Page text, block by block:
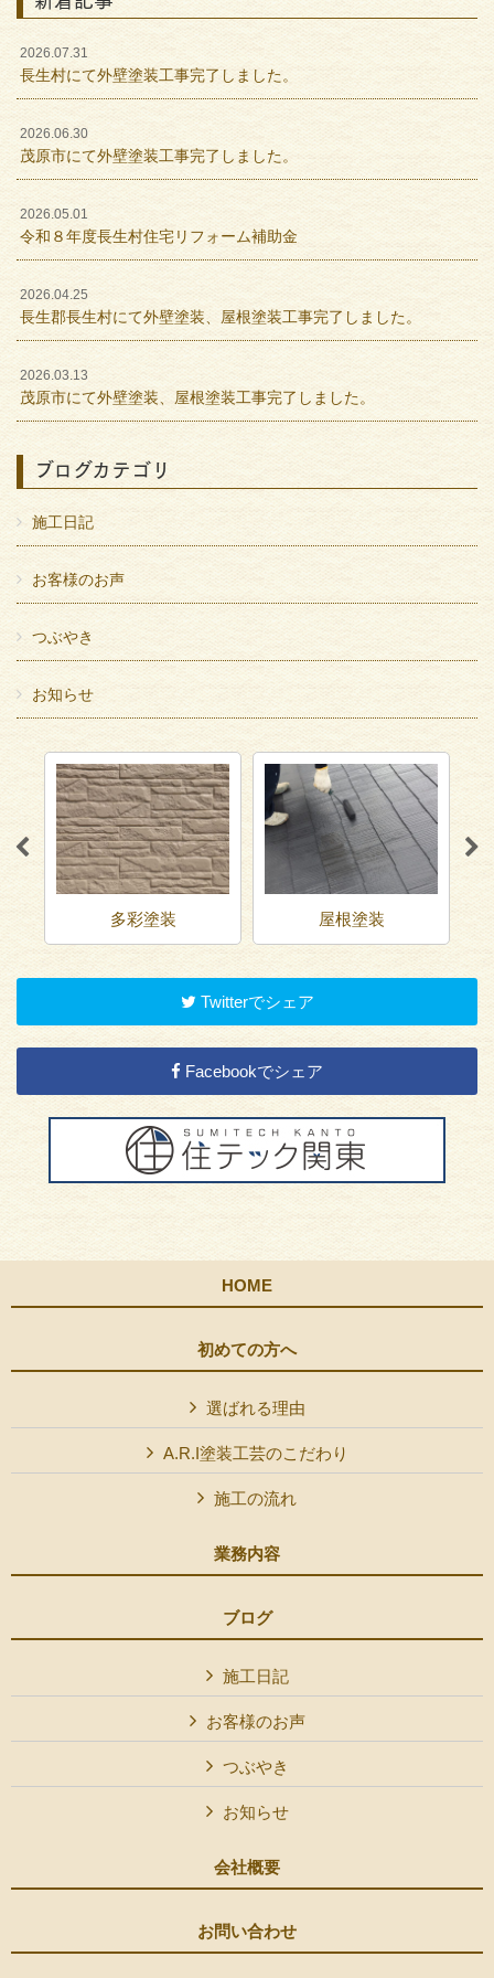
2026.07.31
長生村にて外壁塗装工事完了しました。
2026.06.30
茂原市にて外壁塗装工事完了しました。
2026.05.01
令和８年度長生村住宅リフォーム補助金
2026.04.25
長生郡長生村にて外壁塗装、屋根塗装工事完了しました。
2026.03.13
茂原市にて外壁塗装、屋根塗装工事完了しました。
ブログカテゴリ
施工日記
お客様のお声
つぶやき
お知らせ
多彩塗装 屋根塗装
Twitterでシェア
Facebookでシェア
HOME
初めての方へ
選ばれる理由
A.R.I塗装工芸のこだわり
施工の流れ
業務内容
ブログ
施工日記
お客様のお声
つぶやき
お知らせ
会社概要
お問い合わせ